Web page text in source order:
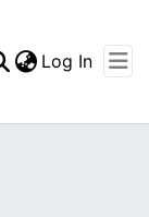
Log In